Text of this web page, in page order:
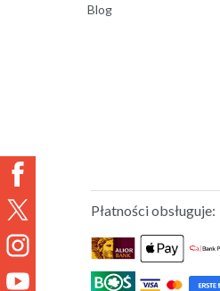
Blog
Płatności obsługuje: